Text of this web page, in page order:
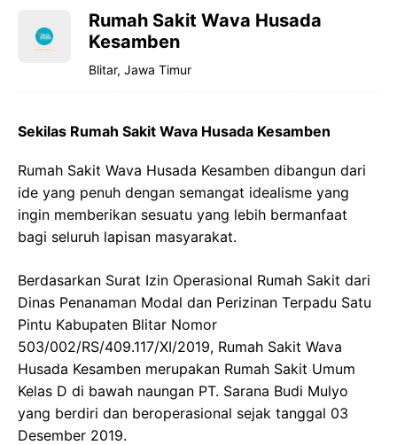
Rumah Sakit Wava Husada
Kesamben
Blitar, Jawa Timur
Sekilas Rumah Sakit Wava Husada Kesamben
Rumah Sakit Wava Husada Kesamben dibangun dari
ide yang penuh dengan semangat idealisme yang
ingin memberikan sesuatu yang lebih bermanfaat
bagi seluruh lapisan masyarakat.
Berdasarkan Surat Izin Operasional Rumah Sakit dari
Dinas Penanaman Modal dan Perizinan Terpadu Satu
Pintu Kabupaten Blitar Nomor
503/002/RS/409.117/XI/2019, Rumah Sakit Wava
Husada Kesamben merupakan Rumah Sakit Umum
Kelas D di bawah naungan PT. Sarana Budi Mulyo
yang berdiri dan beroperasional sejak tanggal 03
Desember 2019.